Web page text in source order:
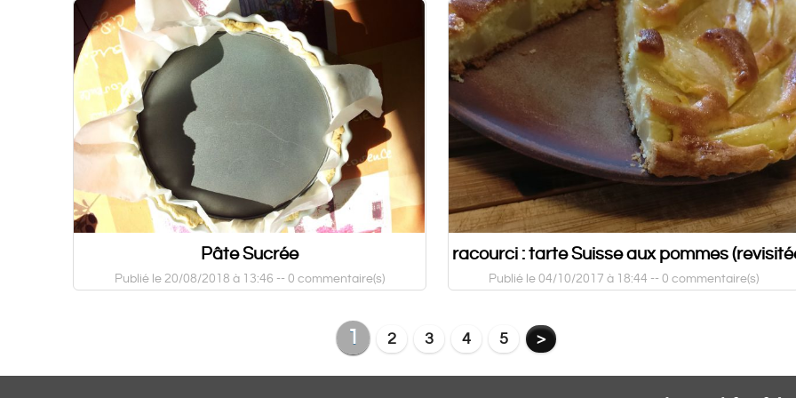
Pâte Sucrée
Publié le 20/08/2018 à 13:46 -- 0 commentaire(s)
racourci : tarte Suisse aux pommes
Publié le 04/10/2017 à 18:44 --0 commentaire(s)
1 2 3 4 5 >